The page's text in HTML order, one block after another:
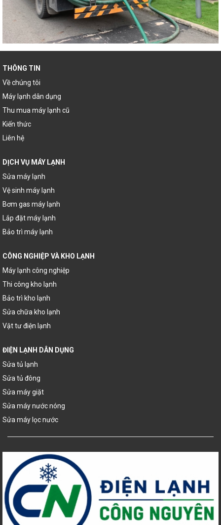
THÔNG TIN
Về chúng tôi
Máy lạnh dân dụng
Thu mua máy lạnh cũ
Kiến thức
Liên hệ
DỊCH VỤ MÁY LẠNH
Sửa máy lạnh
Vệ sinh máy lạnh
Bơm gas máy lạnh
Lắp đặt máy lạnh
Bảo trì máy lạnh
CÔNG NGHIỆP VÀ KHO LẠNH
Máy lạnh công nghiệp
Thi công kho lạnh
Bảo trì kho lạnh
Sửa chữa kho lạnh
Vật tư điện lạnh
ĐIỆN LẠNH DÂN DỤNG
Sửa tủ lạnh
Sửa tủ đông
Sửa máy giặt
Sửa máy nước nóng
Sửa máy lọc nước